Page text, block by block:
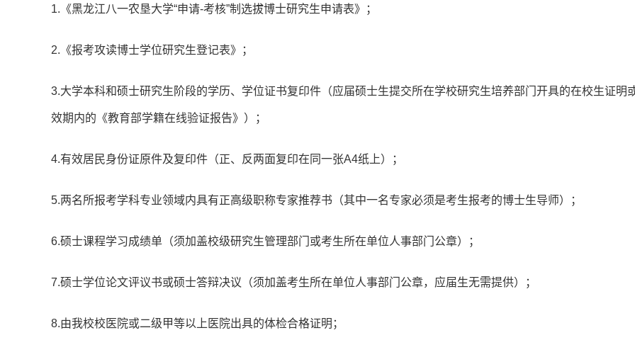
1.《黑龙江八一农垦大学“申请-考核”制选拔博士研究生申请表》；
2.《报考攻读博士学位研究生登记表》；
3.大学本科和硕士研究生阶段的学历、学位证书复印件（应届硕士生提交所在学校研究生培养部门开具的在校生证明
效期内的《教育部学籍在线验证报告》）；
4.有效居民身份证原件及复印件（正、反两面复印在同一张A4纸上）；
5.两名所报考学科专业领域内具有正高级职称专家推荐书（其中一名专家必须是考生报考的博士生导师）；
6.硕士课程学习成绩单（须加盖校级研究生管理部门或考生所在单位人事部门公章）；
7.硕士学位论文评议书或硕士答辩决议（须加盖考生所在单位人事部门公章，应届生无需提供）；
8.由我校校医院或二级甲等以上医院出具的体检合格证明；